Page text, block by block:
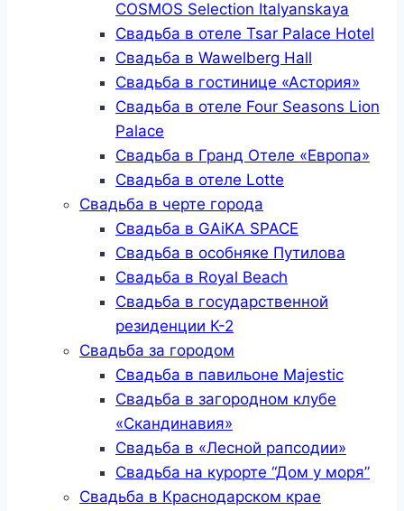
COSMOS Selection Italyanskaya
Свадьба в отеле Tsar Palace Hotel
Свадьба в Wawelberg Hall
Свадьба в гостинице «Астория»
Свадьба в отеле Four Seasons Lion
Palace
Свадьба в Гранд Отеле «Европа»
Свадьба в отеле Lotte
Свадьба в черте города
Свадьба в GAiKA SPACE
Свадьба в особняке Путилова
Свадьба в Royal Beach
Свадьба в государственной
резиденции К-2
Свадьба за городом
Свадьба в павильоне Majestic
Свадьба в загородном клубе
«Скандинавия»
Свадьба в «Лесной рапсодии»
Свадьба на курорте “Дом у моря”
Свадьба в Краснодарском крае